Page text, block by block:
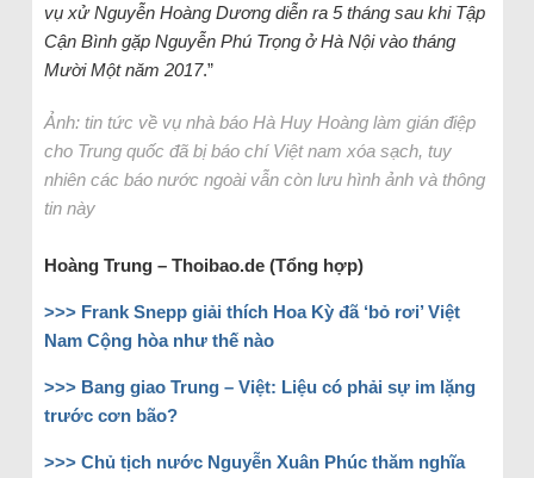
vụ xử Nguyễn Hoàng Dương diễn ra 5 tháng sau khi Tập
Cận Bình gặp Nguyễn Phú Trọng ở Hà Nội vào tháng
Mười Một năm 2017.”
Ảnh: tin tức về vụ nhà báo Hà Huy Hoàng làm gián điệp
cho Trung quốc đã bị báo chí Việt nam xóa sạch, tuy
nhiên các báo nước ngoài vẫn còn lưu hình ảnh và thông
tin này
Hoàng Trung – Thoibao.de (Tổng hợp)
>>> Frank Snepp giải thích Hoa Kỳ đã ‘bỏ rơi’ Việt
Nam Cộng hòa như thế nào
>>> Bang giao Trung – Việt: Liệu có phải sự im lặng
trước cơn bão?
>>> Chủ tịch nước Nguyễn Xuân Phúc thăm nghĩa